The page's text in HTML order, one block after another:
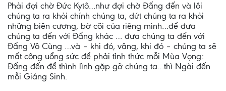
Phải đợi chờ Đức Kytô…như đợi chờ Đấng đến và lôi
chúng ta ra khỏi chính chúng ta, dứt chúng ta ra khỏi
những biên cương, bờ cõi của riêng mình…để đưa
chúng ta đến với Đấng khác … đưa chúng ta đến với
Đấng Vô Cùng …và – khi đó, vâng, khi đó – chúng ta sẽ
mất công uổng sức để phải tỉnh thức mỗi Mùa Vọng:
Đấng đến để thình lình gặp gỡ chúng ta…thì Ngài đến
mỗi Giáng Sinh.